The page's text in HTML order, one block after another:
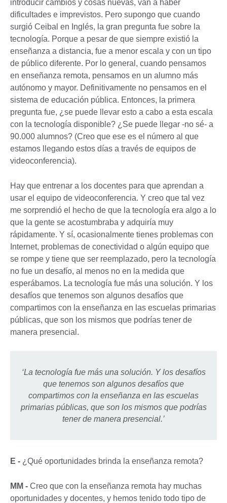
introducir cambios y cosas nuevas, van a haber
dificultades e imprevistos. Pero supongo que cuando
surgió Ceibal en Inglés, la gran pregunta fue sobre la
tecnología. Porque a pesar de que siempre existió la
enseñanza a distancia, fue a menor escala y con un tipo
de público diferente. Por lo general, cuando pensamos
en enseñanza remota, pensamos en un alumno más
autónomo y mayor. Definitivamente no pensamos en el
sistema de educación pública. Entonces, la primera
pregunta fue, ¿se puede llevar esto a cabo a esta escala
con la tecnología disponible? ¿Se puede llegar -no sé- a
90.000 alumnos? (Creo que ese es el número al que
estamos llegando estos días a través de equipos de
videoconferencia).
Hay que entrenar a los docentes para que aprendan a
usar el equipo de videoconferencia. Y creo que tal vez
me sorprendió el hecho de que la tecnología era algo a lo
que la gente se acostumbraba y adquiría muy
rápidamente. Y sí, ocasionalmente tienes problemas con
Internet, problemas de conectividad o algún equipo que
se rompe y tiene que ser reemplazado, pero la tecnología
no fue un desafío, al menos no en la medida que
esperábamos. La tecnología fue más una solución. Y los
desafíos que tenemos son algunos desafíos que
compartimos con la enseñanza en las escuelas primarias
públicas, que son los mismos que podrías tener de
manera presencial.
‘La tecnología fue más una solución. Y los desafíos
que tenemos son algunos desafíos que
compartimos con la enseñanza en las escuelas
primarias públicas, que son los mismos que podrías
tener de manera presencial.’
E - ¿Qué oportunidades brinda la enseñanza remota?
MM - Creo que con la enseñanza remota hay muchas
oportunidades y docentes, y hemos tenido todo tipo de